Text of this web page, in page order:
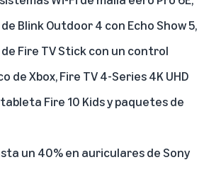
Blink Outdoor 4 con Echo Show 5,
Fire TV Stick con un control
de Xbox,Fire TV 4-Series 4K UHD
tableta Fire 10 Kidsypaquetes de
un 40% en auriculares de Sony